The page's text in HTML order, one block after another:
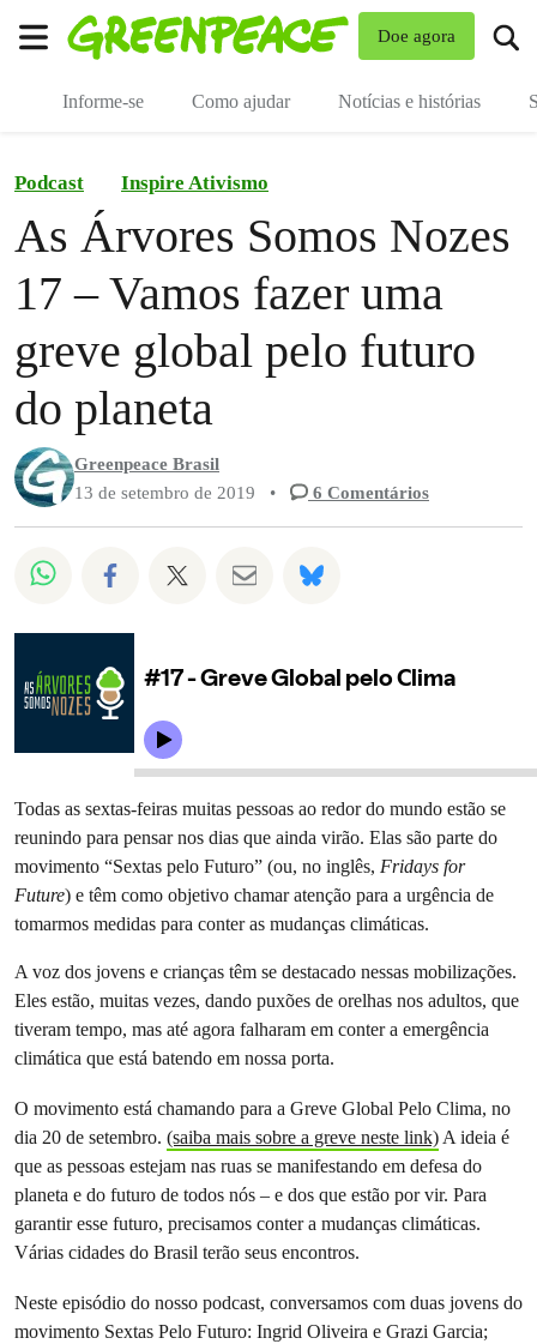
Doe agora
Informe-se Como ajudar Notícias e histórias
Podcast Inspire Ativismo
As Árvores Somos Nozes
17 – Vamos fazer uma
greve global pelo futuro
do planeta
Greenpeace Brasil
13 de setembro de 2019
• 6 Comentários
Compartilhado em Whatsapp
Compartilhado em Facebook
Compartilhado em Twitter
Compartilhe por Email
Compartilhe em
Todas as sextas-feiras muitas pessoas ao redor do mundo estão se
reunindo para pensar nos dias que ainda virão. Elas são parte do
movimento “Sextas pelo Futuro” (ou, no inglês, Fridays for
Future) e têm como objetivo chamar atenção para a urgência de
tomarmos medidas para conter as mudanças climáticas.
A voz dos jovens e crianças têm se destacado nessas mobilizações.
Eles estão, muitas vezes, dando puxões de orelhas nos adultos, que
tiveram tempo, mas até agora falharam em conter a emergência
climática que está batendo em nossa porta.
O movimento está chamando para a Greve Global Pelo Clima, no
dia 20 de setembro. (saiba mais sobre a greve neste link)A ideia é
que as pessoas estejam nas ruas se manifestando em defesa do
planeta e do futuro de todos nós – e dos que estão por vir. Para
garantir esse futuro, precisamos conter a mudanças climáticas.
Várias cidades do Brasil terão seus encontros.
Neste episódio do nosso podcast, conversamos com duas jovens do
movimento Sextas Pelo Futuro: Ingrid Oliveira e Grazi Garcia;